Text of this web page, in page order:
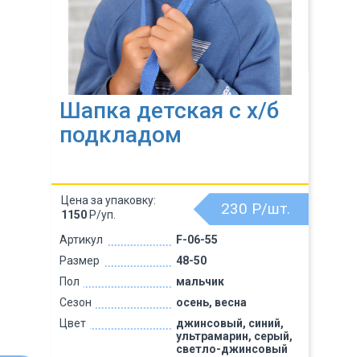
Шапка детская с х/б
подкладом
Артикул
F-06-55
Размер
48-50
Пол
мальчик
Сезон
осень, весна
Цвет
джинсовый, синий,
ультрамарин, серый,
светло-джинсовый
230 Р/шт.
Цена за упаковку:
1150 Р/уп.